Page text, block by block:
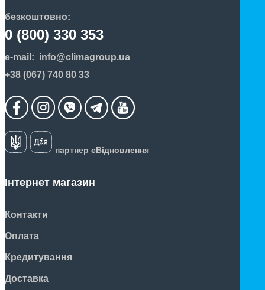
безкоштовно:
0 (800) 330 353
e-mail: info@climagroup.ua
+38 (067) 740 80 33
партнер єВідновлення
Інтернет магазин
Контакти
Оплата
Кредитування
Доставка